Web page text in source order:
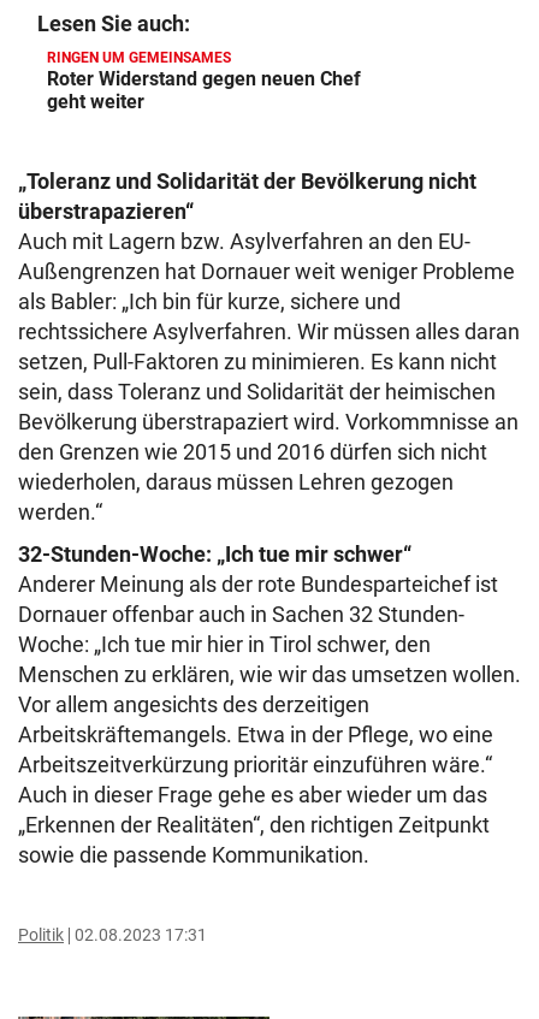
Lesen Sie auch:
RINGEN UM GEMEINSAMES
Roter Widerstand gegen neuen Chef
geht weiter
„Toleranz und Solidarität der Bevölkerung nicht
überstrapazieren“
Auch mit Lagern bzw. Asylverfahren an den EU-
Außengrenzen hat Dornauer weit weniger Probleme
als Babler: „Ich bin für kurze, sichere und
rechtssichere Asylverfahren. Wir müssen alles daran
setzen, Pull-Faktoren zu minimieren. Es kann nicht
sein, dass Toleranz und Solidarität der heimischen
Bevölkerung überstrapaziert wird. Vorkommnisse an
den Grenzen wie 2015 und 2016 dürfen sich nicht
wiederholen, daraus müssen Lehren gezogen
werden.“
32-Stunden-Woche: „Ich tue mir schwer“
Anderer Meinung als der rote Bundesparteichef ist
Dornauer offenbar auch in Sachen 32 Stunden-
Woche: „Ich tue mir hier in Tirol schwer, den
Menschen zu erklären, wie wir das umsetzen wollen.
Vor allem angesichts des derzeitigen
Arbeitskräftemangels. Etwa in der Pflege, wo eine
Arbeitszeitverkürzung prioritär einzuführen wäre.“
Auch in dieser Frage gehe es aber wieder um das
„Erkennen der Realitäten“, den richtigen Zeitpunkt
sowie die passende Kommunikation.
Politik 02.08.2023 17:31